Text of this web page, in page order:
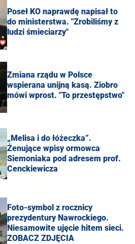
Poseł KO naprawdę napisał to
do ministerstwa. "Zrobiliśmy z
ludzi śmieciarzy"
Zmiana rządu w Polsce
wspierana unijną kasą. Ziobro
mówi wprost. "To przestępstwo"
„Melisa i do łóżeczka”.
Żenujące wpisy ormowca
Siemoniaka pod adresem prof.
Cenckiewicza
Foto-symbol z rocznicy
prezydentury Nawrockiego.
Niesamowite ujęcie hitem sieci.
ZOBACZ ZDJĘCIA